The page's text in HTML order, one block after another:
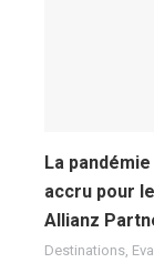
La
accru pour
Allianz
Destinations,